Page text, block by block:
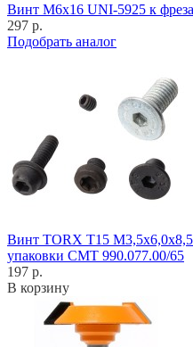
Винт M6x16 UNI-5925 к
297 р.
Подобрать аналог
Винт TORX T15
упаковки CMT 990.077.00/65
197 р.
В корзину